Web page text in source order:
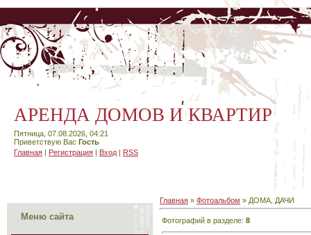
АРЕНДА ДОМОВ И КВАРТИР
Пятница, 07.08.2026, 04:21
Приветствую Вас Гость
Главная | Регистрация | Вход | RSS
Меню сайта
Главная » Фотоальбом » ДОМА, ДАЧИ
Фотографий в разделе: 8